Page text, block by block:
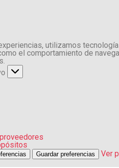
utilizamos
el comportamiento de
Guardar preferencias
Ver